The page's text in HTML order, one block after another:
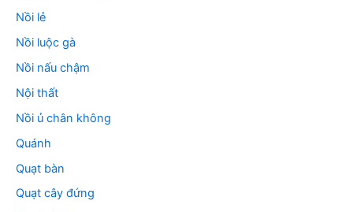
Nồi lẻ
Nồi luộc gà
Nồi nấu chậm
Nội thất
Nồi ủ chân không
Quánh
Quạt bàn
Quạt cây đứng